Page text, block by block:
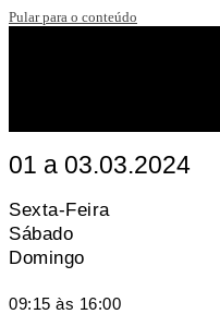
Pular para o conteúdo
01 a 03.03.2024
Sexta-Feira
Sábado
Domingo
09:15 às 16:00